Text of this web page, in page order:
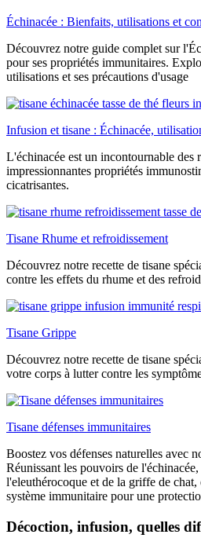
Échinacée : Bienfaits, utilisations et
Découvrez notre guide complet sur
pour ses propriétés immunitaires.
utilisations et ses précautions d'usage
Infusion et tisane : Échinacée,
L'échinacée est un incontournable des
impressionnantes propriétés
cicatrisantes.
Tisane Rhume et refroidissement
Découvrez notre recette de tisane
contre les effets du rhume et des
Tisane Grippe
Découvrez notre recette de tisane
votre corps à lutter contre les
Tisane défenses immunitaires
Boostez vos défenses naturelles avec
Réunissant les pouvoirs de
l'eleuthérocoque et de la griffe de
système immunitaire pour une
Décoction, infusion, quelles